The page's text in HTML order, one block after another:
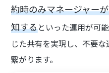
約時のみマネージャー
知するといった運用が可
じた共有を実現し、不要
繋がります。